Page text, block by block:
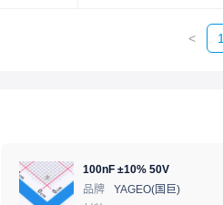
< 1
100nF ±10% 50V
品牌
YAGEO(国巨)